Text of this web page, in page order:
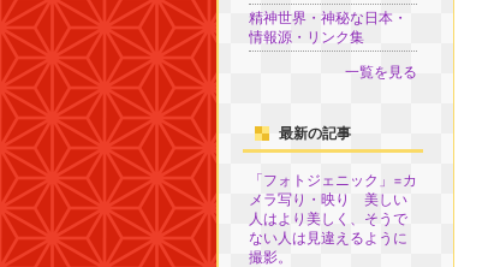
精神世界・神秘な日本・
情報源・リンク集
一覧を見る
最新の記事
「フォトジェニック」=カ
メラ写り・映り 美しい
人はより美しく、そうで
ない人は見違えるように
撮影。